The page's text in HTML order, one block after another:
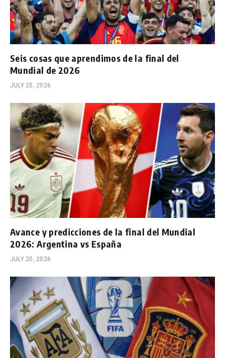
Seis cosas que aprendimos de la final del
Mundial de 2026
JULY 25, 2026
Avance y predicciones de la final del Mundial
2026: Argentina vs España
JULY 20, 2026